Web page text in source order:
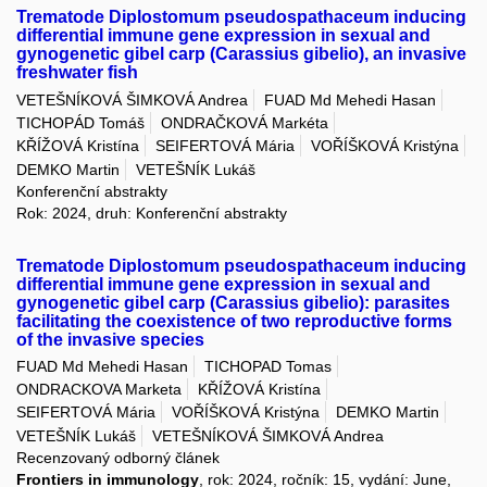
Trematode Diplostomum pseudospathaceum inducing
differential immune gene expression in sexual and
gynogenetic gibel carp (Carassius gibelio), an invasive
freshwater fish
VETEŠNÍKOVÁ ŠIMKOVÁ Andrea
FUAD Md Mehedi Hasan
TICHOPÁD Tomáš
ONDRAČKOVÁ Markéta
KŘÍŽOVÁ Kristína
SEIFERTOVÁ Mária
VOŘÍŠKOVÁ Kristýna
DEMKO Martin
VETEŠNÍK Lukáš
Konferenční abstrakty
Rok: 2024, druh: Konferenční abstrakty
Trematode Diplostomum pseudospathaceum inducing
differential immune gene expression in sexual and
gynogenetic gibel carp (Carassius gibelio): parasites
facilitating the coexistence of two reproductive forms
of the invasive species
FUAD Md Mehedi Hasan
TICHOPAD Tomas
ONDRACKOVA Marketa
KŘÍŽOVÁ Kristína
SEIFERTOVÁ Mária
VOŘÍŠKOVÁ Kristýna
DEMKO Martin
VETEŠNÍK Lukáš
VETEŠNÍKOVÁ ŠIMKOVÁ Andrea
Recenzovaný odborný článek
Frontiers in immunology , rok: 2024, ročník: 15, vydání: June,